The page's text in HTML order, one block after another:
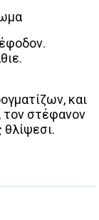
και
τον στέφανον
θλίψεσι.